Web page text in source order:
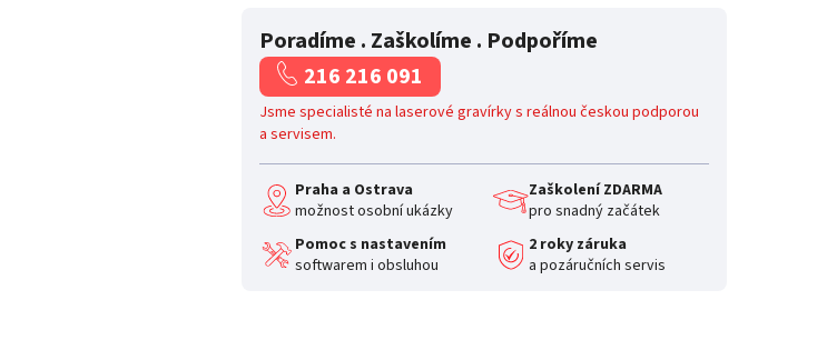
Poradíme . Zaškolíme . Podpoříme
216 216 091
Jsme specialisté na laserové gravírky s reálnou českou podporou
a servisem.
Praha a Ostrava
možnost osobní ukázky
Zaškolení ZDARMA
pro snadný začátek
Pomoc s nastavením
softwarem i obsluhou
2 roky záruka
a pozáručních servis